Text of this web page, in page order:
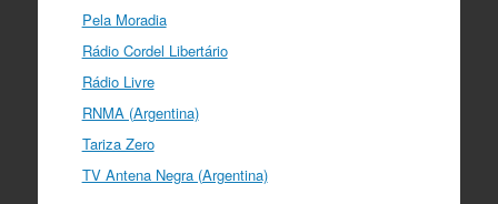
Pela Moradia
Rádio Cordel Libertário
Rádio Livre
RNMA (Argentina)
Tariza Zero
TV Antena Negra (Argentina)